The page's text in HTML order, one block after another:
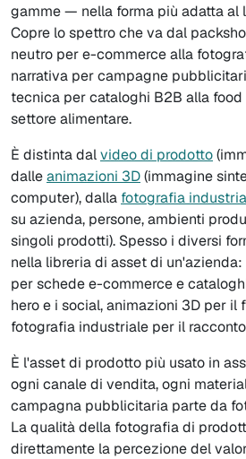
gamme — nella forma più adatta al
Copre lo spettro che va dal
neutro per e-commerce alla
narrativa per campagne
tecnica per cataloghi B2B alla
settore alimentare.
È distinta dalvideo di prodotto
dalleanimazioni 3D(immagine
computer), dalla fotografia
su azienda, persone, ambienti
singoli prodotti). Spesso i diversi
nella libreria di asset di
per schede e-commerce e
hero e i social, animazioni 3D per il
fotografia industriale per il
È l'asset di prodotto più usato in
ogni canale di vendita, ogni
campagna pubblicitaria parte da
La qualità della fotografia di
direttamente la percezione del